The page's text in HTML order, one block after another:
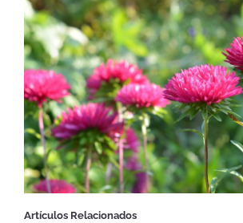
Artículos Relacionados